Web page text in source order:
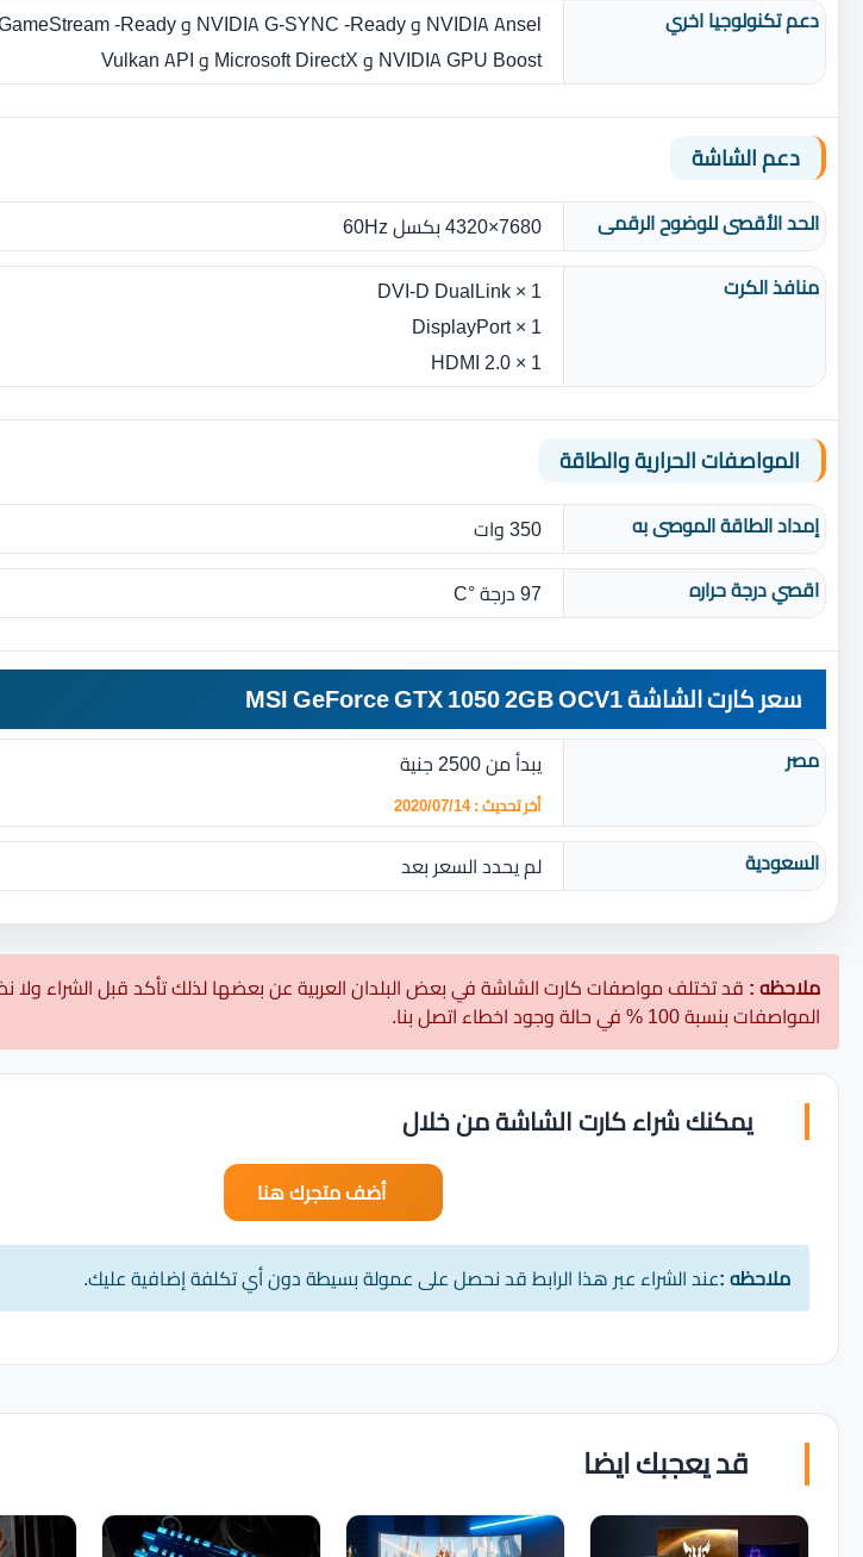
دعم تكنولوجيا اخري
NVIDIA GPU Boost و Microsoft DirectX و Vulkan API
دعم الشاشة
الحد الأقصى للوضوح الرقمى
7680×4320 بكسل 60Hz
منافذ الكرت
1 × DVI-D DualLink
1 × DisplayPort
1 × HDMI 2.0
المواصفات الحرارية والطاقة
إمداد الطاقة الموصى به
350 وات
اقصي درجة حراره
97 درجة °C
سعر كارت الشاشة MSI GeForce GTX 1050 2GB OCV1
مصر يبدأ من 2500 جنية
أخر تحديث : 2020/07/14
السعودية لم يحدد السعر بعد
ملاحظه : قد تختلف مواصفات كارت الشاشة في بعض البلدان العربية عن بعضها لذلك تأكد قبل الشراء
المواصفات بنسبة 100 % في حالة وجود اخطاء اتصل بنا.
يمكنك شراء كارت الشاشة من خلال
أضف متجرك هنا
ملاحظه :عند الشراء عبر هذا الرابط قد نحصل على عمولة بسيطة دون أي تكلفة إضافية عليك.
قد يعجبك ايضا